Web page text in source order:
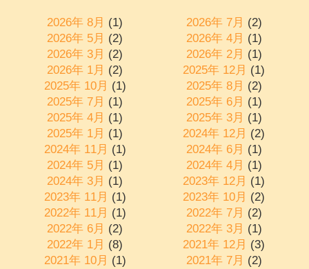
2026年 8月 (1) 2026年 7月 (2)
2026年 5月 (2) 2026年 4月 (1)
2026年 3月 (2) 2026年 2月 (1)
2026年 1月 (2) 2025年 12月 (1)
2025年 10月 (1) 2025年 8月 (2)
2025年 7月 (1) 2025年 6月 (1)
2025年 4月 (1) 2025年 3月 (1)
2025年 1月 (1) 2024年 12月 (2)
2024年 11月 (1) 2024年 6月 (1)
2024年 5月 (1) 2024年 4月 (1)
2024年 3月 (1) 2023年 12月 (1)
2023年 11月 (1) 2023年 10月 (2)
2022年 11月 (1) 2022年 7月 (2)
2022年 6月 (2) 2022年 3月 (1)
2022年 1月 (8) 2021年 12月 (3)
2021年 10月 (1) 2021年 7月 (2)